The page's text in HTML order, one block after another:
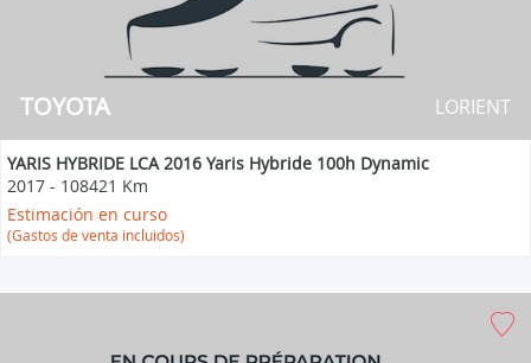
TOYOTA LORIENT
YARIS HYBRIDE LCA 2016 Yaris Hybride 100h Dynamic
2017 - 108421 Km
Estimación en curso
(Gastos de venta incluidos)